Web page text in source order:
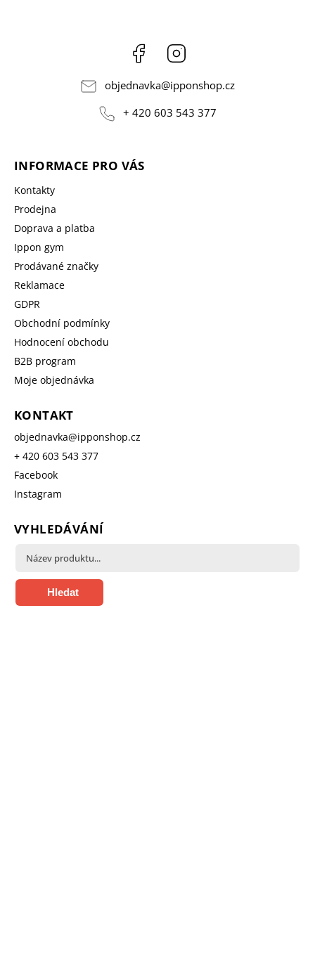
Facebook
objednavka@ipponshop.cz
+ 420 603 543 377
INFORMACE PRO VÁS
Kontakty
Prodejna
Doprava a platba
Ippon gym
Prodávané značky
Reklamace
GDPR
Obchodní podmínky
Hodnocení obchodu
B2B program
Moje objednávka
KONTAKT
objednavka@ipponshop.cz
+ 420 603 543 377
Facebook
Instagram
VYHLEDÁVÁNÍ
Hledat